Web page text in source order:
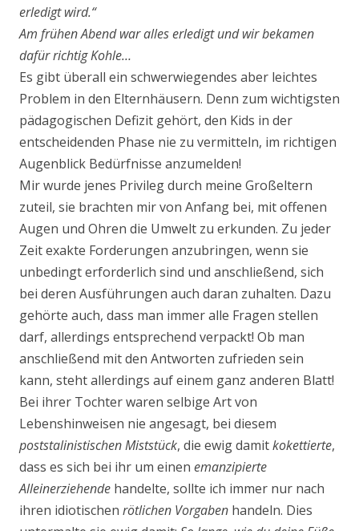
erledigt wird.“
Am frühen Abend war alles erledigt und wir bekamen
dafür richtig Kohle…
Es gibt überall ein schwerwiegendes aber leichtes
Problem in den Elternhäusern. Denn zum wich­tigsten
pädagogischen Defizit gehört, den Kids in der
entscheidenden Phase nie zu vermitteln, im richtigen
Augenblick Bedürfnisse anzumelden!
Mir wurde jenes Privileg durch meine Großeltern
zuteil, sie brachten mir von Anfang bei, mit offe­nen
Augen und Ohren die Umwelt zu erkunden. Zu jeder
Zeit exakte Forderungen anzubringen, wenn sie
unbedingt erforderlich sind und anschließend, sich
bei deren Ausführungen auch daran zuhalten. Dazu
gehörte auch, dass man immer alle Fragen stellen
darf, allerdings entsprechend verpackt! Ob man
anschließend mit den Antworten zufrieden sein
kann, steht allerdings auf einem ganz anderen Blatt!
Bei ihrer Tochter waren selbige Art von
Lebenshinweisen nie angesagt, bei diesem
poststalinisti­schen Miststück, die ewig damitkokettierte,
dass es sich bei ihr um einen emanzipierte
Alleinerziehende handelte, sollte ich immer nur nach
ihren idiotischen rötlichen Vorgaben handeln. Dies